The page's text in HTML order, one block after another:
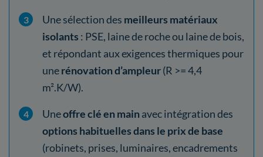
Une sélection des meilleurs matériaux
isolants : PSE, laine de roche ou laine de bois,
et répondant aux exigences thermiques pour
unerénovation d’ampleur(R >= 4,4
m².K/W).
Uneoffre clé en mainavec intégration des
options habituelles dans le prix de base
(robinets, prises, luminaires, encadrements